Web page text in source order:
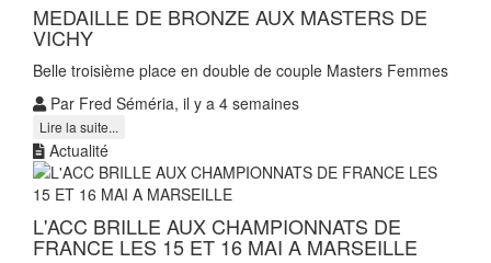
MEDAILLE DE BRONZE AUX MASTERS DE
VICHY
Belle troisième place en double de couple Masters Femmes
Par Fred Séméria, il y a 4 semaines
Lire la suite...
Actualité
L'ACC BRILLE AUX CHAMPIONNATS DE
FRANCE LES 15 ET 16 MAI A MARSEILLE